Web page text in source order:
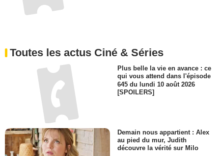
Toutes les actus Ciné & Séries
Plus belle la vie en avance : ce
qui vous attend dans l'épisode
645 du lundi 10 août 2026
[SPOILERS]
Demain nous appartient : Alex
au pied du mur, Judith
découvre la vérité sur Milo